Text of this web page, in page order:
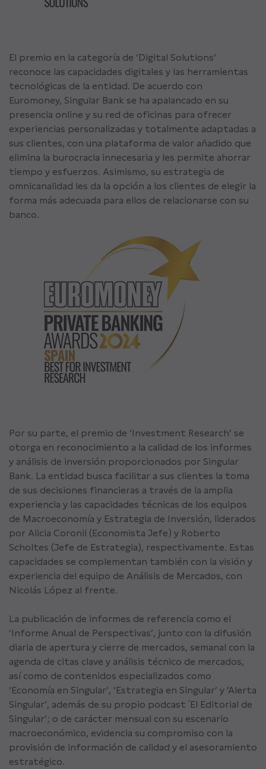
El premio en la categoría de ‘Digital Solutions’
reconoce las capacidades digitales y las herramientas
tecnológicas de la entidad. De acuerdo con
Euromoney, Singular Bank se ha apalancado en su
presencia online y su red de oficinas para ofrecer
experiencias personalizadas y totalmente adaptadas a
sus clientes, con una plataforma de valor añadido que
elimina la burocracia innecesaria y les permite ahorrar
tiempo y esfuerzos. Asimismo, su estrategia de
omnicanalidad les da la opción a los clientes de elegir la
forma más adecuada para ellos de relacionarse con su
banco.
Por su parte, el premio de ‘Investment Research’ se
otorga en reconocimiento a la calidad de los informes
y análisis de inversión proporcionados por Singular
Bank. La entidad busca facilitar a sus clientes la toma
de sus decisiones financieras a través de la amplia
experiencia y las capacidades técnicas de los equipos
de Macroeconomía y Estrategia de Inversión, liderados
por Alicia Coronil (Economista Jefe) y Roberto
Scholtes (Jefe de Estrategia), respectivamente. Estas
capacidades se complementan también con la visión y
experiencia del equipo de Análisis de Mercados, con
Nicolás López al frente.
La publicación de informes de referencia como el
’Informe Anual de Perspectivas’, junto con la difusión
diaria de apertura y cierre de mercados, semanal con la
agenda de citas clave y análisis técnico de mercados,
así como de contenidos especializados como
‘Economía en Singular’, ‘Estrategia en Singular’ y ‘Alerta
Singular’, además de su propio podcast ´El Editorial de
Singular’; o de carácter mensual con su escenario
macroeconómico, evidencia su compromiso con la
provisión de información de calidad y el asesoramiento
estratégico.